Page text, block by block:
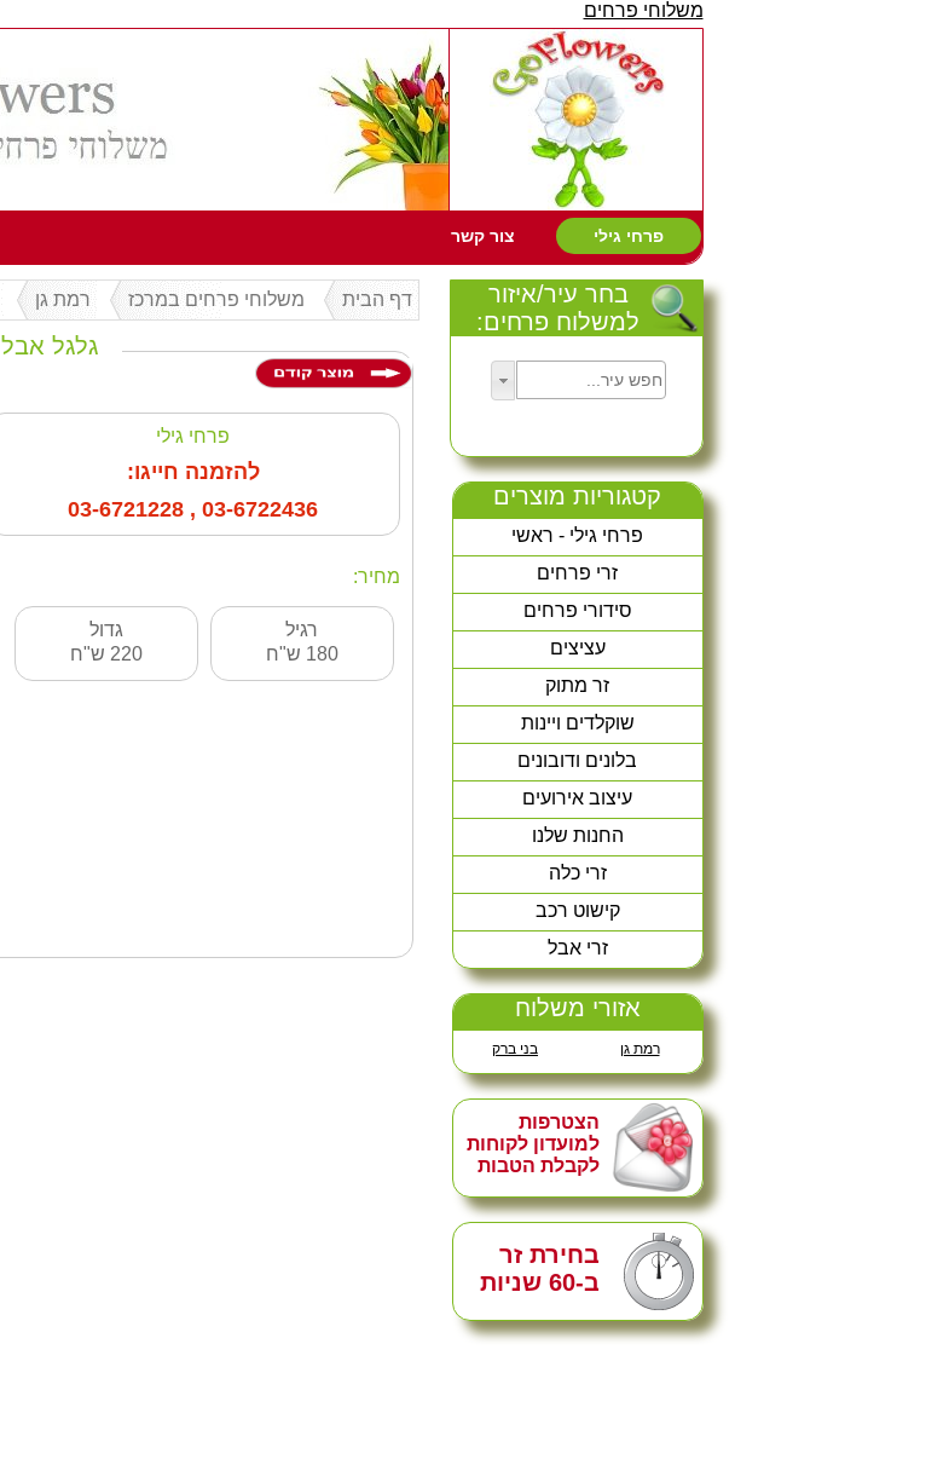
משלוחי פרחים
פרחי גילי צור קשר
דף הבית משלוחי פרחים במרכז רמת גן
גלגל אבל 2
פרחי גילי
להזמנה חייגו:
03-6722436
, 03-6721228
מחיר:
רגיל
180 ש"ח
גדול
220 ש"ח
בחר עיר/איזור
למשלוח פרחים:
קטגוריות מוצרים
פרחי גילי - ראשי
זרי פרחים
סידורי פרחים
עציצים
זר מתוק
שוקלדים ויינות
בלונים ודובונים
עיצוב אירועים
החנות שלנו
זרי כלה
קישוט רכב
זרי אבל
אזורי משלוח
רמת גן בני ברק
הצטרפות
למועדון לקוחות
לקבלת הטבות
בחירת זר
ב-60 שניות